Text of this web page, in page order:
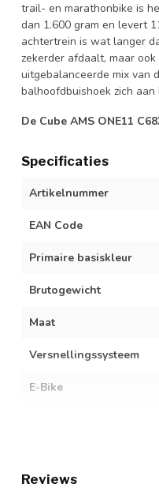
trail- en marathonbike is
dan 1.600 gram en levert
achtertrein is wat langer
zekerder afdaalt, maar
uitgebalanceerde mix van
balhoofdbuishoek zich
De Cube AMS ONE11
Specificaties
Artikelnummer
EAN Code
Primaire basiskleur
Brutogewicht
Maat
Versnellingssysteem
E-Bike
Framemateriaal
Reviews